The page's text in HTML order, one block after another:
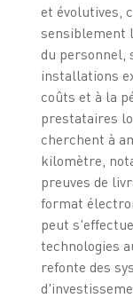
et évolutives,
sensiblement
du personnel,
installations
coûts et à la
prestataires
cherchent à
kilomètre,
preuves de
format
peut
technologies
refonte des